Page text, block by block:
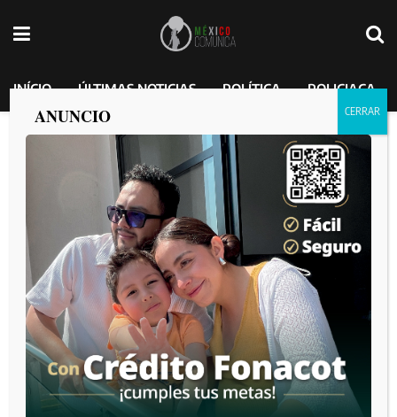
INÍCIO ÚLTIMAS NOTICIAS POLÍTICA POLICIACA
Pabel Erbey Bernal, señalado como el
asesino de Gail Castro
por MEXICO COMUNICA 2025-04-05
ANUNCIO